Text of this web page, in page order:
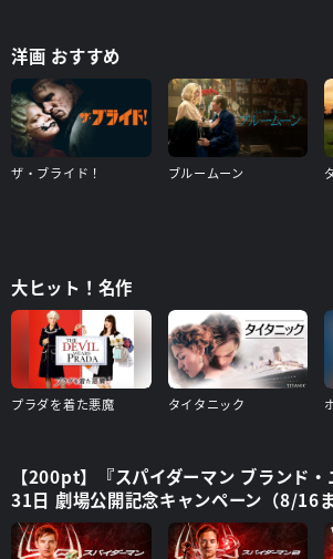
洋画 おすすめ
ザ・ブライド！ ブルームーン
大ヒット！名作
プラダを着た悪魔 タイタニック
【200pt】『スパイダーマン ブランド
31日 劇場公開記念キャンペーン（8/16ま